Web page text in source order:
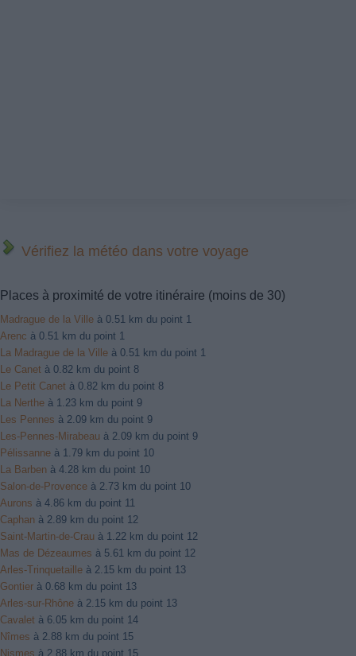
Vérifiez la météo dans votre voyage
Places à proximité de votre itinéraire (moins de 30)
Madrague de la Ville à 0.51 km du point 1
Arenc à 0.51 km du point 1
La Madrague de la Ville à 0.51 km du point 1
Le Canet à 0.82 km du point 8
Le Petit Canet à 0.82 km du point 8
La Nerthe à 1.23 km du point 9
Les Pennes à 2.09 km du point 9
Les-Pennes-Mirabeau à 2.09 km du point 9
Pélissanne à 1.79 km du point 10
La Barben à 4.28 km du point 10
Salon-de-Provence à 2.73 km du point 10
Aurons à 4.86 km du point 11
Caphan à 2.89 km du point 12
Saint-Martin-de-Crau à 1.22 km du point 12
Mas de Dézeaumes à 5.61 km du point 12
Arles-Trinquetaille à 2.15 km du point 13
Gontier à 0.68 km du point 13
Arles-sur-Rhône à 2.15 km du point 13
Cavalet à 6.05 km du point 14
Nîmes à 2.88 km du point 15
Nismes à 2.88 km du point 15